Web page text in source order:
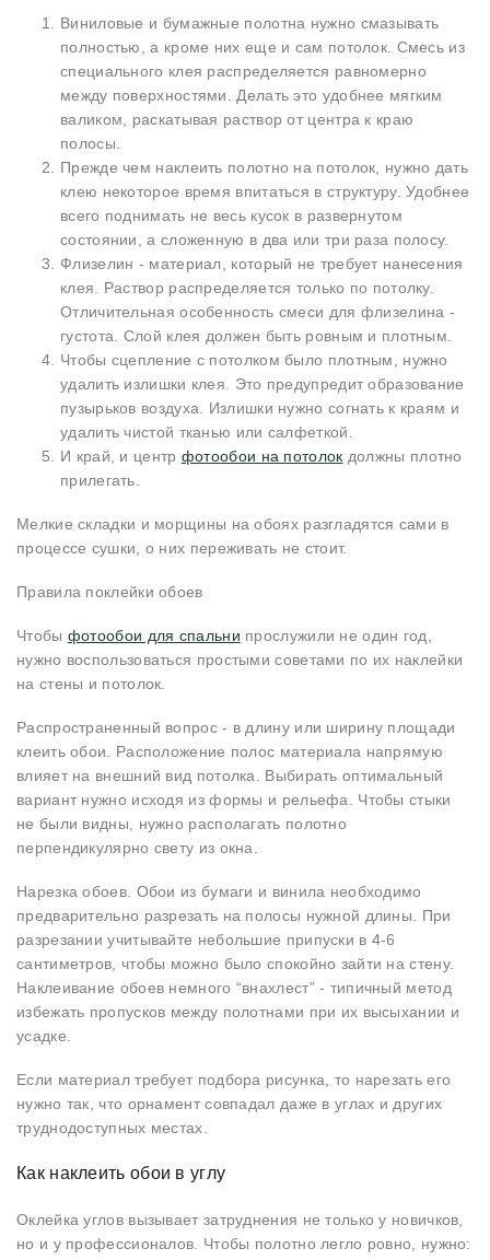
Виниловые и бумажные полотна нужно смазывать
полностью, а кроме них еще и сам потолок. Смесь из
специального клея распределяется равномерно
между поверхностями. Делать это удобнее мягким
валиком, раскатывая раствор от центра к краю
полосы.
Прежде чем наклеить полотно на потолок, нужно дать
клею некоторое время впитаться в структуру. Удобнее
всего поднимать не весь кусок в развернутом
состоянии, а сложенную в два или три раза полосу.
Флизелин - материал, который не требует нанесения
клея. Раствор распределяется только по потолку.
Отличительная особенность смеси для флизелина -
густота. Слой клея должен быть ровным и плотным.
Чтобы сцепление с потолком было плотным, нужно
удалить излишки клея. Это предупредит образование
пузырьков воздуха. Излишки нужно согнать к краям и
удалить чистой тканью или салфеткой.
И край, и центр фотообои на потолок должны плотно
прилегать.
Мелкие складки и морщины на обоях разгладятся сами в
процессе сушки, о них переживать не стоит.
Правила поклейки обоев
Чтобы фотообои для спальни прослужили не один год,
нужно воспользоваться простыми советами по их наклейки
на стены и потолок.
Распространенный вопрос - в длину или ширину площади
клеить обои. Расположение полос материала напрямую
влияет на внешний вид потолка. Выбирать оптимальный
вариант нужно исходя из формы и рельефа. Чтобы стыки
не были видны, нужно располагать полотно
перпендикулярно свету из окна.
Нарезка обоев. Обои из бумаги и винила необходимо
предварительно разрезать на полосы нужной длины. При
разрезании учитывайте небольшие припуски в 4-6
сантиметров, чтобы можно было спокойно зайти на стену.
Наклеивание обоев немного “внахлест” - типичный метод
избежать пропусков между полотнами при их высыхании и
усадке.
Если материал требует подбора рисунка, то нарезать его
нужно так, что орнамент совпадал даже в углах и других
труднодоступных местах.
Как наклеить обои в углу
Оклейка углов вызывает затруднения не только у новичков,
но и у профессионалов. Чтобы полотно легло ровно, нужно: